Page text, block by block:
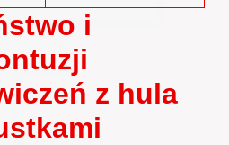
i
z hula